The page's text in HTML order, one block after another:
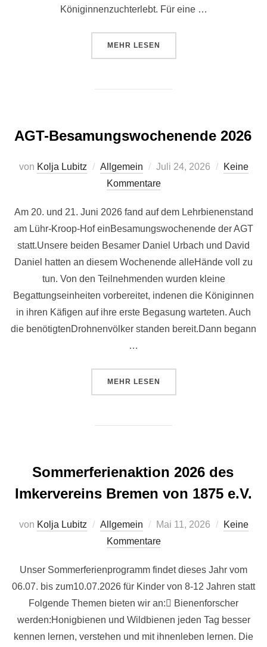
Königinnenzuchterlebt. Für eine …
MEHR ÜBER „JEDERMANNSZUCHT
LESEN
AGT-Besamungswochenende 2026
von Kolja Lubitz Allgemein
Veröffentlicht
am
Juli 24, 2026
Keine
Kommentare
Am 20. und 21. Juni 2026 fand auf dem Lehrbienenstand
am Lühr-Kroop-Hof einBesamungswochenende der AGT
statt.Unsere beiden Besamer Daniel Urbach und David
Daniel hatten an diesem Wochenende alleHände voll zu
tun. Von den Teilnehmenden wurden kleine
Begattungseinheiten vorbereitet, indenen die Königinnen
in ihren Käfigen auf ihre erste Begasung warteten. Auch
die benötigtenDrohnenvölker standen bereit.Dann begann
…
MEHR ÜBER „AGT-
LESEN
Sommerferienaktion 2026 des
Imkervereins Bremen von 1875 e.V.
von Kolja Lubitz Allgemein
Veröffentlicht
am
Mai 11, 2026
Keine
Kommentare
Unser Sommerferienprogramm findet dieses Jahr vom
06.07. bis zum10.07.2026 für Kinder von 8-12 Jahren statt
Folgende Themen bieten wir an: Bienenforscher
werden:Honigbienen und Wildbienen jeden Tag besser
kennen lernen, verstehen und mit ihnenleben lernen. Die